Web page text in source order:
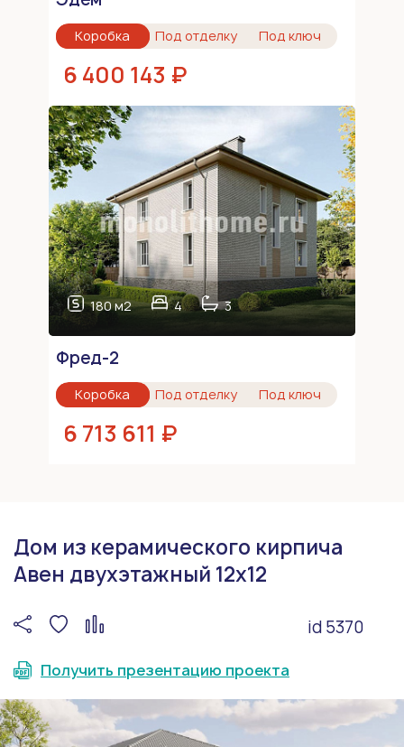
Коробка Под отделку Под ключ
6 400 143 ₽
180 м2 4 3
Фред-2
Коробка Под отделку Под ключ
6 713 611 ₽
Дом из керамического кирпича
Авен двухэтажный 12х12
id 5370
Получить презентацию проекта